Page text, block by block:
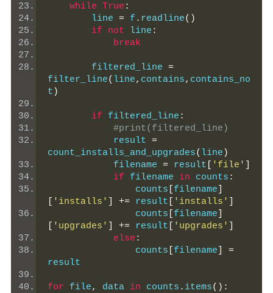
while True :
        line
= f . readline()
if
not line :
break
        filtered_line
=
filter_line( line, contains, contains_no
t )
if filtered_line :
#print(filtered_line)
            result
=
count_installs_and_upgrades( line )
            filename
= result 'file'
if filename in counts :
                counts
filename
'installs' += result 'installs'
                counts
filename
'upgrades' += result 'upgrades'
else :
                counts
filename
=
result
for file, data in counts . items():